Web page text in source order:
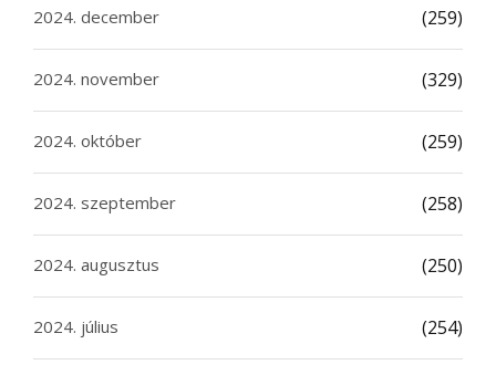
2024. december (259)
2024. november (329)
2024. október (259)
2024. szeptember (258)
2024. augusztus (250)
2024. július (254)